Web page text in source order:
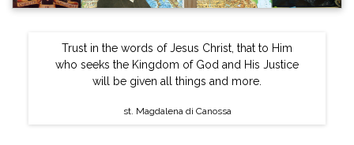
Trust in the words of Jesus Christ, that to Him
who seeks the Kingdom of God and His Justice
will be given all things and more.
st. Magdalena di Canossa